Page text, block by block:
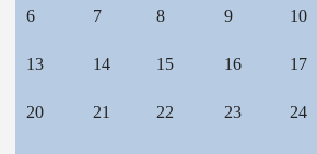
6 7 8 9 10
13 14 15 16 17
20 21 22 23 24